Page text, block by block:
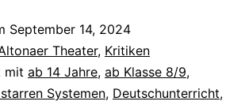
September 14, 2024
Theater, Kritiken
mit ab 14 Jahre, ab Klasse 8/9,
Systemen, Deutschunterricht,